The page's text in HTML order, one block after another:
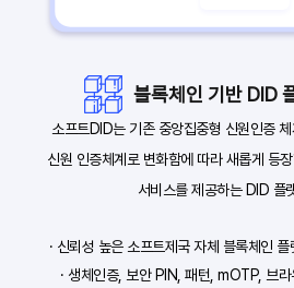
블록체인 기반 DID
소프트DID는 기존 중앙집중형 신원인증
신원 인증체계로 변화함에 따라 새롭게 등
서비스를 제공하는 DID 플
· 신뢰성 높은 소프트제국 자체 블록체인
· 생체인증, 보안 PIN, 패턴, mOTP, 브